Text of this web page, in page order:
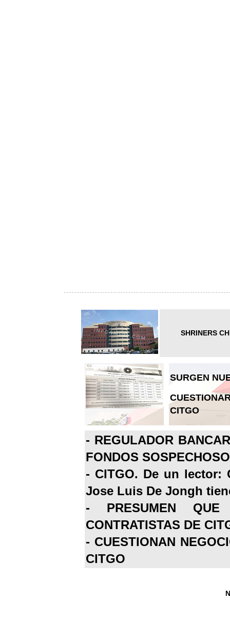
SHRINERS
SURGEN
CITGO
- REGULADOR
FONDOS
- CITGO. De un lector:
Jose Luis De Jongh
- PRESUMEN
CONTRATISTAS DE
- CUESTIONAN
CITGO